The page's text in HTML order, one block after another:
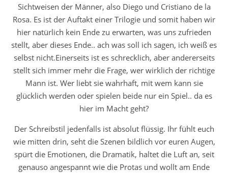
Sichtweisen der Männer, also Diego und Cristiano de la
Rosa. Es ist der Auftakt einer Trilogie und somit haben wir
hier natürlich kein Ende zu erwarten, was uns zufrieden
stellt, aber dieses Ende.. ach was soll ich sagen, ich weiß es
selbst nicht.Einerseits ist es schrecklich, aber andererseits
stellt sich immer mehr die Frage, wer wirklich der richtige
Mann ist. Wer liebt sie wahrhaft, mit wem kann sie
glücklich werden oder spielen beide nur ein Spiel.. da es
hier im Macht geht?
Der Schreibstil jedenfalls ist absolut flüssig. Ihr fühlt euch
wie mitten drin, seht die Szenen bildlich vor euren Augen,
spürt die Emotionen, die Dramatik, haltet die Luft an, seit
genauso angespannt wie die Protas und wollt am Ende